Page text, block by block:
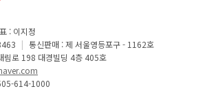
: 이지정
| 통신판매 : 제 서울영등포구 - 1162호
림로 198 대경빌딩 4층 405호
614-1000